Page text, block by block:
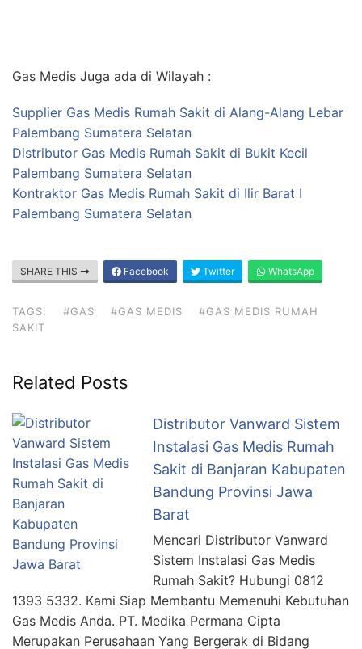
Gas Medis Juga ada di Wilayah :
Supplier Gas Medis Rumah Sakit di Alang-Alang Lebar
Palembang Sumatera Selatan
Distributor Gas Medis Rumah Sakit di Bukit Kecil
Palembang Sumatera Selatan
Kontraktor Gas Medis Rumah Sakit di Ilir Barat I
Palembang Sumatera Selatan
SHARE THIS Facebook Twitter WhatsApp
TAGS: #GAS #GAS MEDIS
#GAS MEDIS RUMAH
SAKIT
Related Posts
Distributor Vanward Sistem
Instalasi Gas Medis Rumah
Sakit di Banjaran Kabupaten
Bandung Provinsi Jawa
Barat
Mencari Distributor Vanward
Sistem Instalasi Gas Medis
Rumah Sakit? Hubungi 0812
1393 5332. Kami Siap Membantu Memenuhi Kebutuhan
Gas Medis Anda. PT. Medika Permana Cipta
Merupakan Perusahaan Yang Bergerak di Bidang